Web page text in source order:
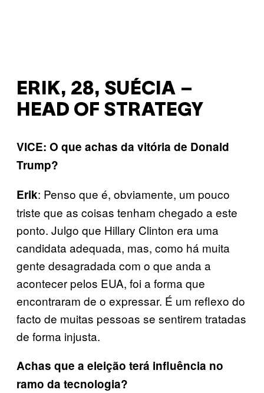
ERIK, 28, SUÉCIA –
HEAD OF STRATEGY
VICE: O que achas da vitória de Donald
Trump?
Erik: Penso que é, obviamente, um pouco
triste que as coisas tenham chegado a este
ponto. Julgo que Hillary Clinton era uma
candidata adequada, mas, como há muita
gente desagradada com o que anda a
acontecer pelos EUA, foi a forma que
encontraram de o expressar. É um reflexo do
facto de muitas pessoas se sentirem tratadas
de forma injusta.
Achas que a eleição terá influência no
ramo da tecnologia?